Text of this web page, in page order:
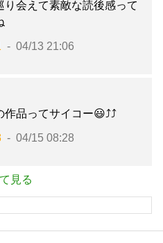
り会えて素敵な読後感って
04/13 21:06
作品ってサイコー😃⤴⤴
04/15 08:28
見る